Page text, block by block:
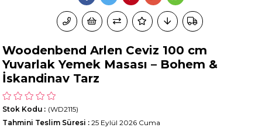
Woodenbend Arlen Ceviz 100 cm
Yuvarlak Yemek Masası – Bohem &
İskandinav Tarz
(WD2115)
Stok Kodu
Tahmini Teslim Süresi : 25 Eylül 2026 Cuma